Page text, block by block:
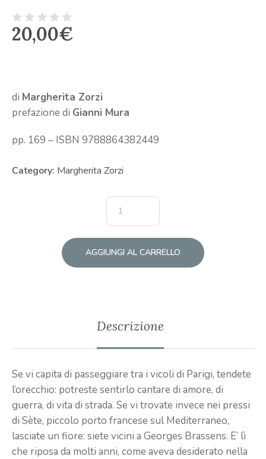
20,00€
di Margherita Zorzi
prefazione di Gianni Mura
pp. 169 – ISBN 9788864382449
Category: Margherita Zorzi
AGGIUNGI AL CARRELLO
Descrizione
Se vi capita di passeggiare tra i vicoli di Parigi, tendete
l’orecchio: potreste sentirlo cantare di amore, di
guerra, di vita di strada. Se vi trovate invece nei pressi
di Sète, piccolo porto francese sul Mediterraneo,
lasciate un fiore: siete vicini a Georges Brassens. E’ lì
che riposa da molti anni, come aveva desiderato nella